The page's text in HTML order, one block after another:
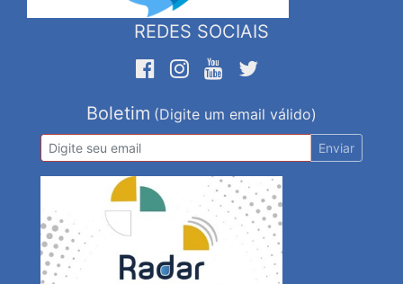
REDES SOCIAIS
Boletim (Digite um email válido)
Enviar